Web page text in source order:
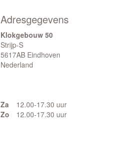
Adresgegevens
Klokgebouw 50
Strijp-S
5617AB Eindhoven
Nederland
Za
12.00-17.30 uur
Zo
12.00-17.30 uur